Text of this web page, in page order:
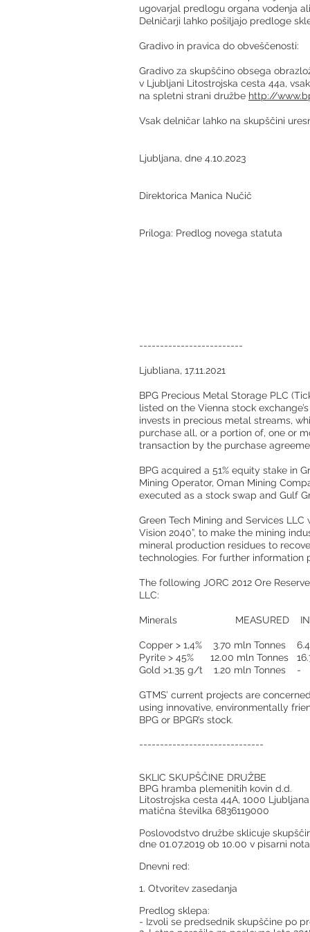
ugovarjal predlogu organa vodenja
Delničarji lahko pošiljajo predloge
Gradivo in pravica do obveščenosti:
Gradivo za skupščino obsega
v Ljubljani Litostrojska cesta 44a,
na spletni strani družbe http://
Vsak delničar lahko na skupščini
Ljubljana, dne 4.10.2023
Direktorica Manica Nučič
Priloga: Predlog novega statuta
-------------------------
Ljubliana, 17.11.2021
BPG Precious Metal Storage PLC
listed on the Vienna stock
invests in precious metal streams,
purchase all, or a portion of, one or
transaction by the purchase
BPG acquired a 51% equity stake in
Mining Operator, Oman Mining
executed as a stock swap and Gulf
Green Tech Mining and Services
Vision 2040”, to make the mining
mineral production residues to
technologies. For further information
The following JORC 2012 Ore
LLC:
Minerals MEASURED
Copper > 1,4% 3.70 mln Tonnes
Pyrite > 45% 12.00 mln Tonnes
Gold >1.35 g/t 1.20 mln Tonnes -
GTMS’ current projects are
using innovative, environmentally
BPG or BPGR’s stock.
------------------------------
SKLIC SKUPŠČINE DRUŽBE
BPG hramba plemenitih kovin d.d.
Litostrojska cesta 44A, 1000 Ljubljana
matična številka 6836119000
Poslovodstvo družbe sklicuje
dne 01.07.2019 ob 10.00 v pisarni
Dnevni red:
1. Otvoritev zasedanja
Predlog sklepa:
- Izvoli se predsednik skupščine po